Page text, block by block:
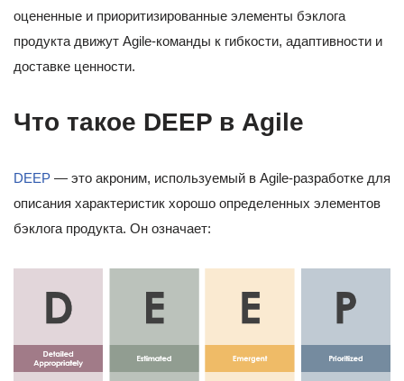
оцененные и приоритизированные элементы бэклога
продукта движут Agile-команды к гибкости, адаптивности и
доставке ценности.
Что такое DEEP в Agile
DEEP — это акроним, используемый в Agile-разработке для
описания характеристик хорошо определенных элементов
бэклога продукта. Он означает: